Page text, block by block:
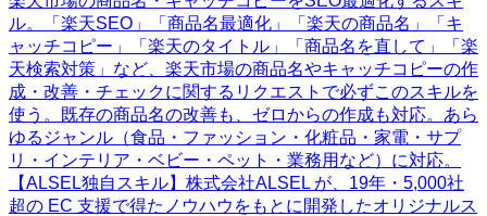
ル。「楽天SEO」「商品名最適化」「楽天の商品名」「キ
ャッチコピー」「楽天のタイトル」「商品名を直して」「楽
天検索対策」など、楽天市場の商品名やキャッチコピーの作
成・改善・チェックに関するリクエストで必ずこのスキルを
使う。既存の商品名の改善も、ゼロからの作成も対応。あら
ゆるジャンル（食品・ファッション・化粧品・家電・サプ
リ・インテリア・ベビー・ペット・業務用など）に対応。
【ALSEL独自スキル】株式会社ALSEL が、19年・5,000社
超の EC 支援で得たノウハウをもとに開発したオリジナルス